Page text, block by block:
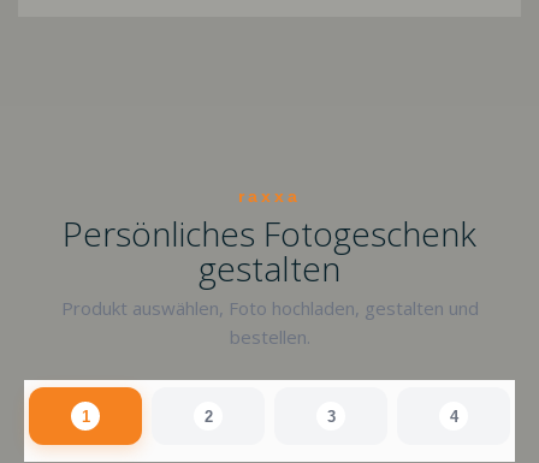
raxxa
Persönliches Fotogeschenk
gestalten
Produkt auswählen, Foto hochladen, gestalten und
bestellen.
1 2 3 4